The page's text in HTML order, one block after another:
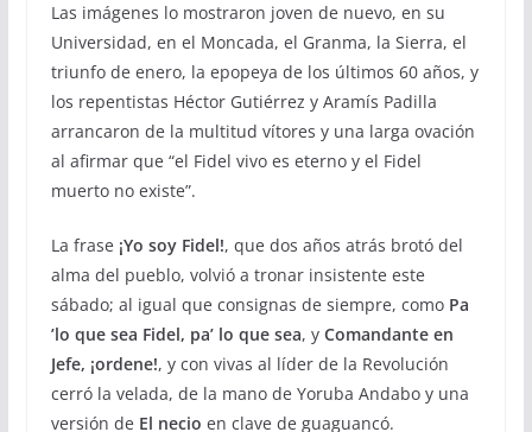
Las imágenes lo mostraron joven de nuevo, en su
Universidad, en el Moncada, el Granma, la Sierra, el
triunfo de enero, la epopeya de los últimos 60 años, y
los repentistas Héctor Gutiérrez y Aramís Padilla
arrancaron de la multitud vítores y una larga ovación
al afirmar que “el Fidel vivo es eterno y el Fidel
muerto no existe”.
La frase ¡Yo soy Fidel!, que dos años atrás brotó del
alma del pueblo, volvió a tronar insistente este
sábado; al igual que consignas de siempre, como Pa
’lo que sea Fidel, pa’ lo que sea, y Comandante en
Jefe, ¡ordene!, y con vivas al líder de la Revolución
cerró la velada, de la mano de Yoruba Andabo y una
versión de El necio en clave de guaguancó.